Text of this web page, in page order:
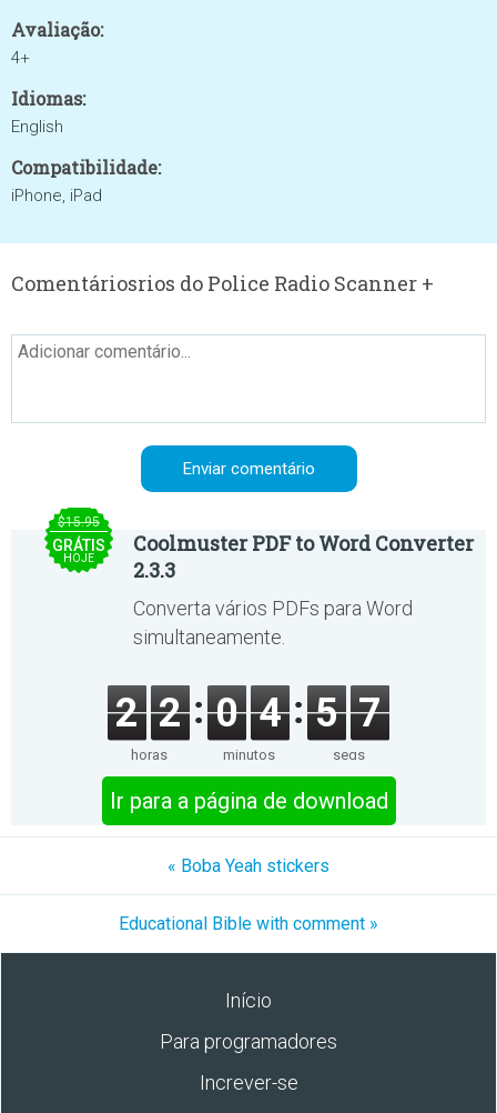
Avaliação:
4+
Idiomas:
English
Compatibilidade:
iPhone, iPad
Comentáriosrios do Police Radio Scanner +
$15.95
GRÁTIS
HOJE
Coolmuster PDF to Word Converter
2.3.3
Converta vários PDFs para Word
simultaneamente.
2 2
horas
0 4
minutos
5 7
segs
Ir para a página de download
« Boba Yeah stickers
Educational Bible with comment »
Início
Para programadores
Increver-se